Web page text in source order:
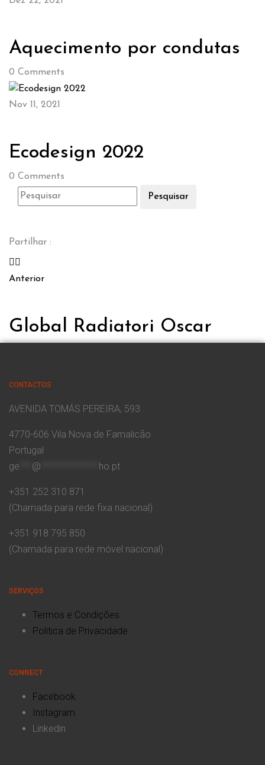
Aquecimento por condutas
0 Comments
Nov 11, 2021
Ecodesign 2022
0 Comments
Pesquisar
Partilhar :
Anterior
Global Radiatori Oscar
CONTACTOS
AVENIDA TOMÁS PEREIRA, 593
4770-606 Vila Nova de Famalicão
Portugal
ge
@ ho.pt
+351 252 310 871
(Chamada para rede fixa nacional)
+351 918 795 850
(Chamada para rede móvel nacional)
SERVIÇOS
Termos e Condições
Politica de Privacidade
CONNECT
Facebook
Instagram
Linkedin